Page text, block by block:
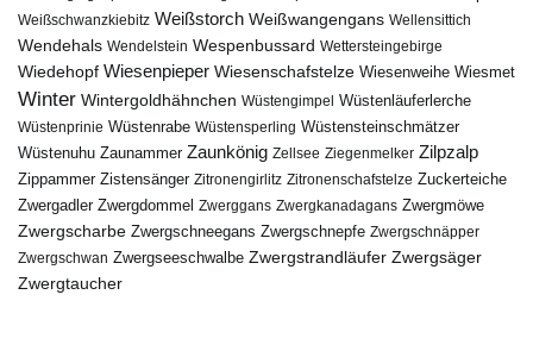
Weißschwanzkiebitz Weißstorch Weißwangengans Wellensittich
Wendehals Wendelstein Wespenbussard Wettersteingebirge
Wiedehopf Wiesenpieper Wiesenschafstelze Wiesenweihe Wiesmet
Winter Wintergoldhähnchen Wüstengimpel Wüstenläuferlerche
Wüstenprinie Wüstenrabe Wüstensperling Wüstensteinschmätzer
Wüstenuhu Zaunammer Zaunkönig Zellsee Ziegenmelker Zilpzalp
Zippammer Zistensänger Zitronengirlitz Zitronenschafstelze Zuckerteiche
Zwergadler Zwergdommel Zwerggans Zwergkanadagans Zwergmöwe
Zwergscharbe Zwergschneegans Zwergschnepfe Zwergschnäpper
Zwergschwan Zwergseeschwalbe Zwergstrandläufer Zwergsäger
Zwergtaucher